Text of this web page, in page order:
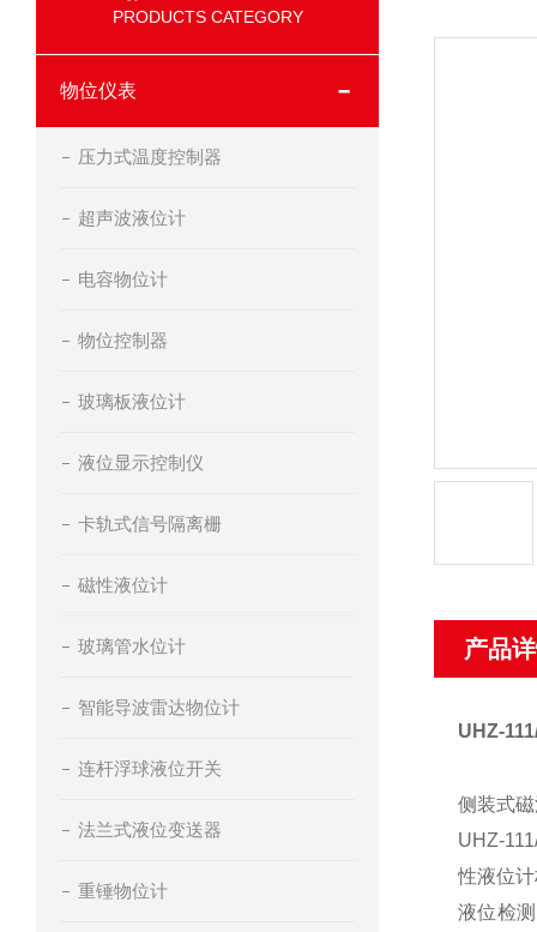
PRODUCTS CATEGORY
物位仪表
压力式温度控制器
超声波液位计
电容物位计
物位控制器
玻璃板液位计
液位显示控制仪
卡轨式信号隔离栅
磁性液位计
玻璃管水位计
智能导波雷达物位计
连杆浮球液位开关
法兰式液位变送器
重锤物位计
产品
UHZ-
侧装式
UHZ-
性液位
液位检